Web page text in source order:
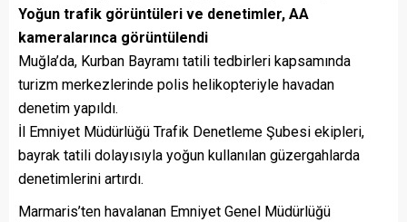
Yoğun trafik görüntüleri ve denetimler, AA
kameralarınca görüntülendi
Muğla’da, Kurban Bayramı tatili tedbirleri kapsamında
turizm merkezlerinde polis helikopteriyle havadan
denetim yapıldı.
İl Emniyet Müdürlüğü Trafik Denetleme Şubesi ekipleri,
bayrak tatili dolayısıyla yoğun kullanılan güzergahlarda
denetimlerini artırdı.
Marmaris’ten havalanan Emniyet Genel Müdürlüğü